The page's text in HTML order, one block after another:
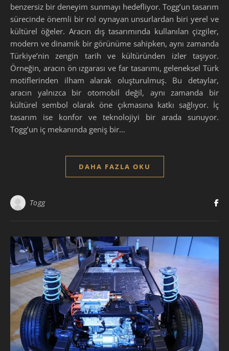
benzersiz bir deneyim sunmayı hedefliyor. Togg’un tasarım
sürecinde önemli bir rol oynayan unsurlardan biri yerel ve
kültürel öğeler. Aracın dış tasarımında kullanılan çizgiler,
modern ve dinamik bir görünüme sahipken, aynı zamanda
Türkiye’nin zengin tarih ve kültüründen izler taşıyor.
Örneğin, aracın ön ızgarası ve far tasarımı, geleneksel Türk
motiflerinden ilham alarak oluşturulmuş. Bu detaylar,
aracın yalnızca bir otomobil değil, aynı zamanda bir
kültürel sembol olarak öne çıkmasına katkı sağlıyor. İç
tasarım ise konfor ve teknolojiyi bir arada sunuyor.
Togg’un iç mekanında geniş bir…
DAHA FAZLA OKU
Togg